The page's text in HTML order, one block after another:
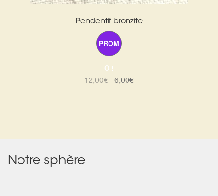
Pendentif bronzite
PROM
O !
12,00€ Le
6,00€Le
Notre sphère